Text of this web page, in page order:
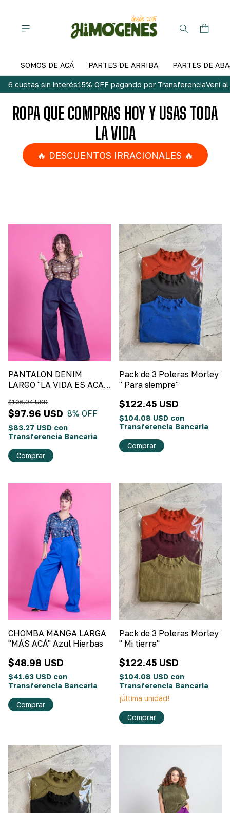
SOMOS DE ACÁ PARTES DE ARRIBA PARTES DE
6 cuotas sin interés15% OFF pagando por TransferenciaVení
ROPA QUE COMPRAS HOY Y USAS TODA
LA VIDA
🔥 DESCUENTOS IRRACIONALES 🔥
PANTALON DENIM
LARGO "LA VIDA ES ACA"
$97.96 USD
$106.94 USD
8% OFF
$83.27 USD con
Transferencia Bancaria
Comprar
Pack de 3 Poleras Morley
" Para siempre"
$122.45 USD
$104.08 USD con
Transferencia Bancaria
Comprar
CHOMBA MANGA LARGA
"MÁS ACÁ" Azul Hierbas
$48.98 USD
$41.63 USD con
Transferencia Bancaria
Comprar
Pack de 3 Poleras Morley
" Mi tierra"
$122.45 USD
$104.08 USD con
Transferencia Bancaria
¡Última unidad!
Comprar